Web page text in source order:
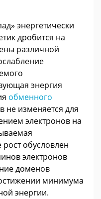
энергетически
дробится на
различной
энергия
обменного
не изменяется для
электронов на
рост обусловлен
электронов
доменов
минимума
энергии.